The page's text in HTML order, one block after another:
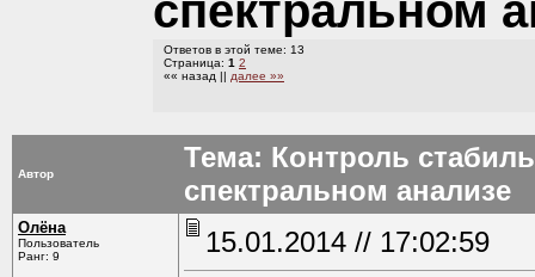
спектральном
Ответов в этой теме: 13
Страница: 1 2
«« назад || далее »»
Автор
Тема: Контроль
спектральном анализе
Олёна
Пользователь
Ранг: 9
15.01.2014 // 17:02:59